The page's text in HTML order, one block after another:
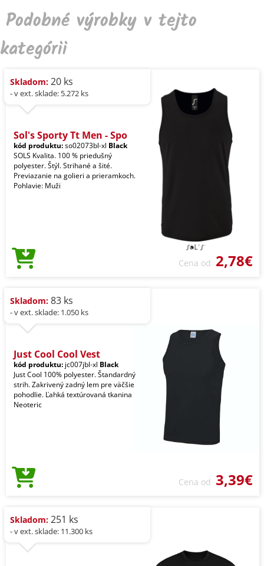
Podobné výrobky v tejto
kategórii
Skladom: 20 ks
- v ext. sklade: 5.272 ks
Sol's Sporty Tt Men - Spo
kód produktu:so02073bl-xl Black
SOLS Kvalita. 100 % priedušný
polyester. Štýl. Strihané a šité.
Previazanie na golieri a prieramkoch.
Pohlavie: Muži
Cena od 2,78€
Skladom: 83 ks
- v ext. sklade: 1.050 ks
Just Cool Cool Vest
kód produktu: jc007jbl-xl Black
Just Cool 100% polyester. Štandardný
strih. Zakrivený zadný lem pre väčšie
pohodlie. Ľahká textúrovaná tkanina
Neoteric
Cena od 3,39€
Skladom: 251 ks
- v ext. sklade: 11.300 ks